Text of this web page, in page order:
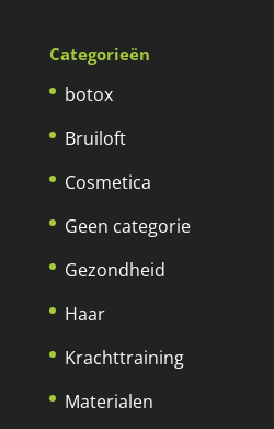
Categorieën
botox
Bruiloft
Cosmetica
Geen categorie
Gezondheid
Haar
Krachttraining
Materialen